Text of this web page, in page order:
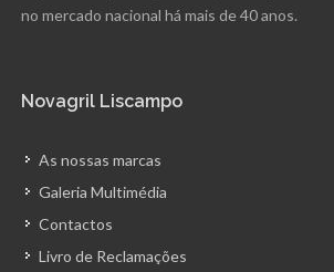
no mercado nacional há mais de 40 anos.
Novagril Liscampo
As nossas marcas
Galeria Multimédia
Contactos
Livro de Reclamações